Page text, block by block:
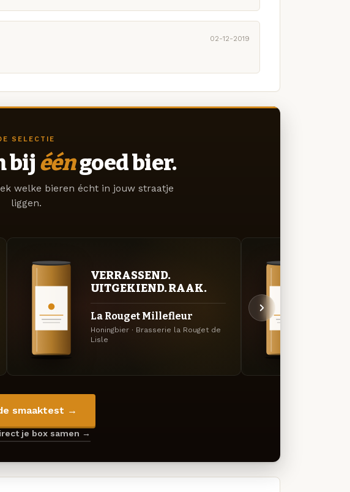
02-12-2019
SELECTIE
bij ééngoed bier.
welke bieren écht in jouw straatje
liggen.
VERRASSEND.
UITGEKIEND. RAAK.
La Rouget Millefleur
Honingbier · Brasserie la Rouget de
Lisle
smaaktest →
je box samen →